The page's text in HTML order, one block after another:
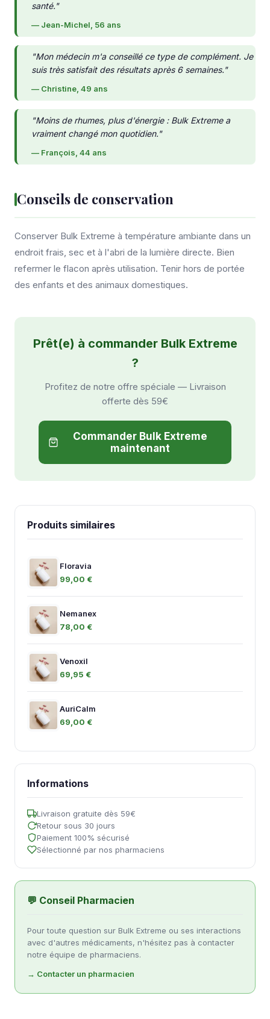
santé."
— Jean-Michel, 56 ans
"Mon médecin m'a conseillé ce type de complément. Je
suis très satisfait des résultats après 6 semaines."
— Christine, 49 ans
"Moins de rhumes, plus d'énergie : Bulk Extreme a
vraiment changé mon quotidien."
— François, 44 ans
Conseils de conservation
Conserver Bulk Extreme à température ambiante dans un
endroit frais, sec et à l'abri de la lumière directe. Bien
refermer le flacon après utilisation. Tenir hors de portée
des enfants et des animaux domestiques.
Prêt(e) à commander Bulk Extreme
?
Profitez de notre offre spéciale — Livraison
offerte dès 59€
Commander Bulk Extreme
maintenant
Produits similaires
Floravia
99,00 €
Nemanex
78,00 €
Venoxil
69,95 €
AuriCalm
69,00 €
Informations
Livraison gratuite dès 59€
Retour sous 30 jours
Paiement 100% sécurisé
Sélectionné par nos pharmaciens
💬 Conseil Pharmacien
Pour toute question sur Bulk Extreme ou ses interactions
avec d'autres médicaments, n'hésitez pas à contacter
notre équipe de pharmaciens.
→ Contacter un pharmacien